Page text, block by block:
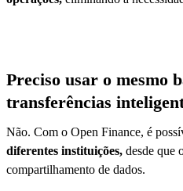
Preciso usar o mesmo
transferências
Não. Com o Open Finance, é
diferentes instituições, desde que
compartilhamento de dados.